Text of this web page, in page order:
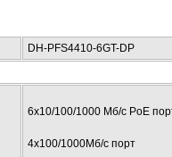
DH-PFS4410-6GT-DP
6х10/100/1000 Mб/с PoE
4х100/1000Mб/с порт